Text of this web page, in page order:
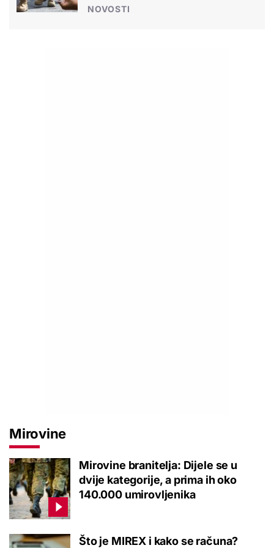
NOVOSTI
Mirovine
Mirovine branitelja: Dijele se u
dvije kategorije, a prima ih oko
140.000 umirovljenika
Što je MIREX i kako se računa?